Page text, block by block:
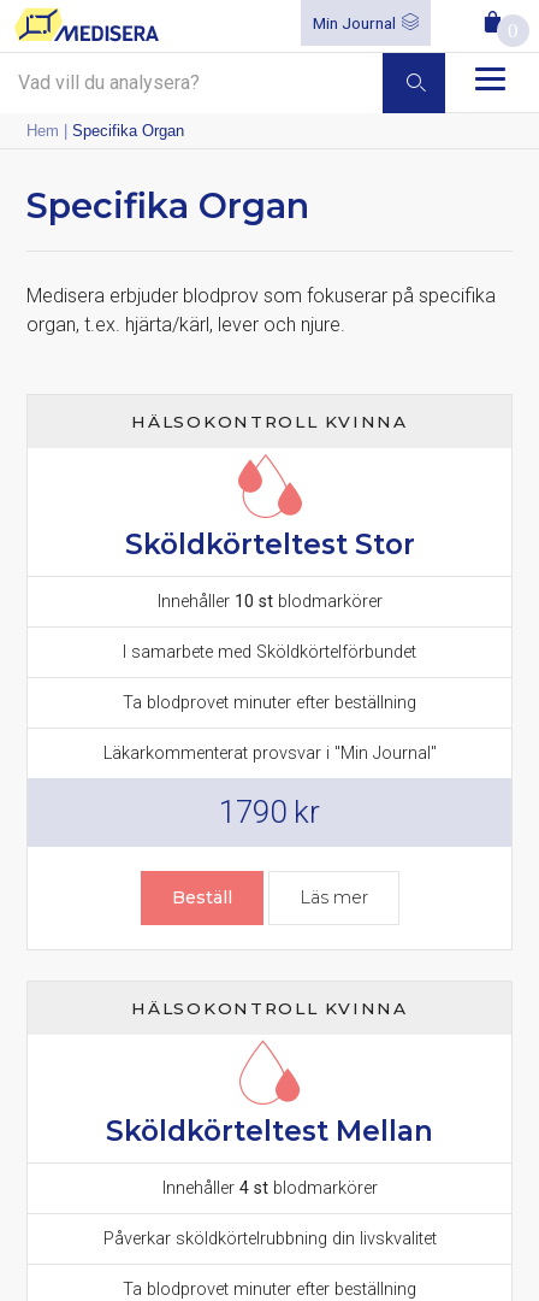
Min Journal 0
Hem |Specifika Organ
Specifika Organ
Medisera erbjuder blodprov som fokuserar på specifika
organ, t.ex. hjärta/kärl, lever och njure.
HÄLSOKONTROLL KVINNA
Sköldkörteltest Stor
Innehåller10 stblodmarkörer
I samarbete med Sköldkörtelförbundet
Ta blodprovet minuter efter beställning
Läkarkommenterat provsvar i "Min Journal"
1790 kr
Beställ Läs merom Sköldkörteltest
HÄLSOKONTROLL KVINNA
Sköldkörteltest Mellan
Innehåller 4 stblodmarkörer
Påverkar sköldkörtelrubbning din livskvalitet
Ta blodprovet minuter efter beställning